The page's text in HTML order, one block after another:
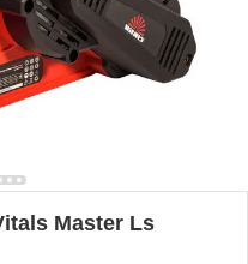
Master Ls